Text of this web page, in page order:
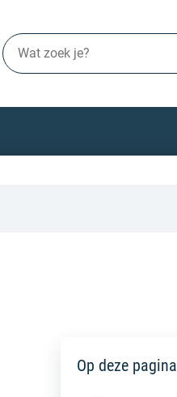
Op deze pagina